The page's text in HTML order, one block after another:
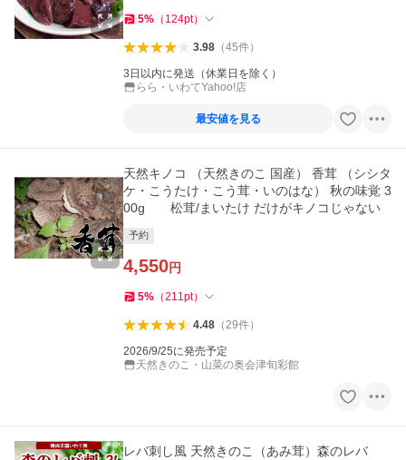
5% （ 124pt）
3.98（45件）
3日以内に発送（休業日を除く）
らら・いわてYahoo!店
最安値を見る
天然キノコ （天然きのこ 国産） 香茸 （シシタ
ケ・こうたけ・こう茸・いのはな） 秋の味覚 3
00g 松茸/まいたけ だけがキノコじゃない
予約
4,550円
5% （211pt）
4.48（29件）
2026/9/25に発売予定
天然きのこ・山菜の奥会津旬彩館
レバ刺し風 天然きのこ（あみ茸）森のレバ